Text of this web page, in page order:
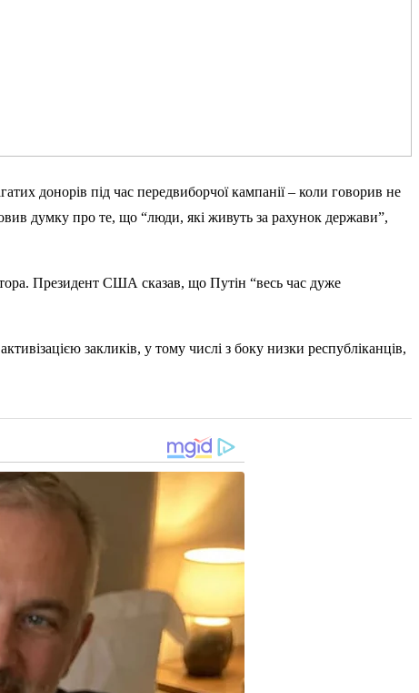
донорів під час передвиборчої кампанії – коли говорив не
думку про те, що “люди, які живуть за рахунок держави”,
Президент США сказав, що Путін “весь час дуже
закликів, у тому числі з боку низки республіканців,